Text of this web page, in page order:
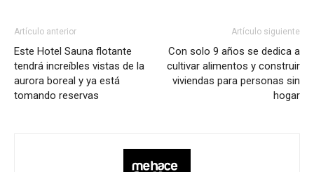
Artículo anterior
Este Hotel Sauna flotante
tendrá increíbles vistas de la
aurora boreal y ya está
tomando reservas
Artículo siguiente
Con solo 9 años se dedica a
cultivar alimentos y construir
viviendas para personas sin
hogar